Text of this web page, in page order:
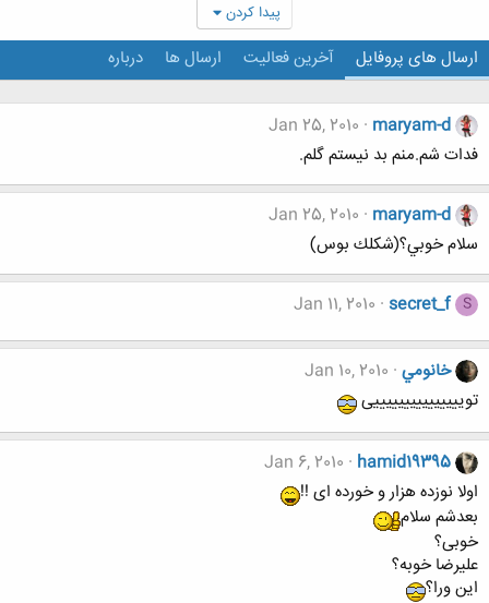
پیدا کردن
ارسال های پروفایل آخرین فعالیت ارسال ها درباره
maryam-d
Jan 25, 2010
فدات شم.منم بد نيستم گلم.
maryam-d
Jan 25, 2010
سلام خوبي؟(شكلك بوس)
S
secret_f
Jan 11, 2010
خانومي Jan 10, 2010
تویییییییییییییییی
hamid19395
Jan 6, 2010
اولا نوزده هزار و خورده ای !!
بعدشم سلام
خوبی؟
علیرضا خوبه؟
این ورا؟